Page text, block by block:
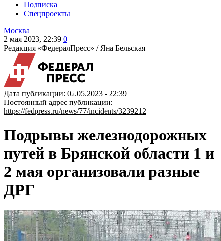
Подписка
Спецпроекты
Москва
2 мая 2023, 22:39 0
Редакция «ФедералПресс» / Яна Бельская
Дата публикации: 02.05.2023 - 22:39
Постоянный адрес публикации:
https://fedpress.ru/news/77/incidents/3239212
Подрывы железнодорожных
путей в Брянской области 1 и
2 мая организовали разные
ДРГ